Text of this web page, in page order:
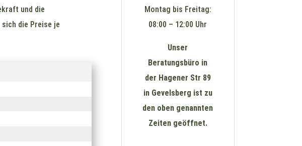
und die
die Preise je
Montag bis Freitag:
08:00 – 12:00 Uhr
Unser
Beratungsbüro in
der Hagener Str 89
in Gevelsberg ist zu
den oben genannten
Zeiten geöffnet.